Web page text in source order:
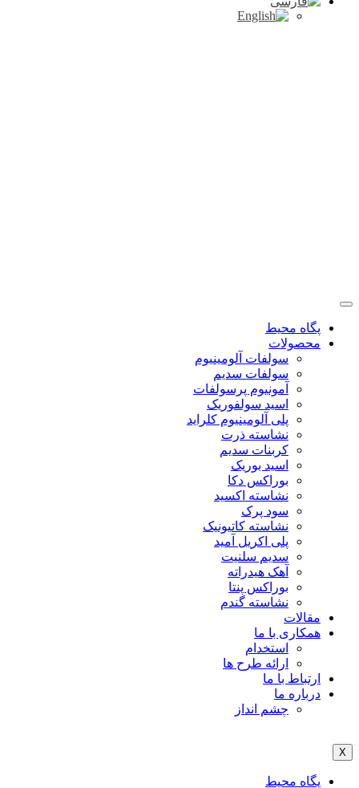
پگاه محیط
محصولات
سولفات آلومینیوم
سولفات سدیم
آمونیوم پرسولفات
اسید سولفوریک
پلی آلومینیوم کلراید
نشاسته ذرت
کربنات سدیم
اسید بوریک
بوراکس دکا
نشاسته اکسید
سود پرک
نشاسته کاتیونیک
پلی اکریل آمید
سدیم سلنیت
آهک هیدراته
بوراکس پنتا
نشاسته گندم
مقالات
همکاری با ما
استخدام
ارائه طرح ها
ارتباط با ما
درباره ما
چشم انداز
X
پگاه محیط